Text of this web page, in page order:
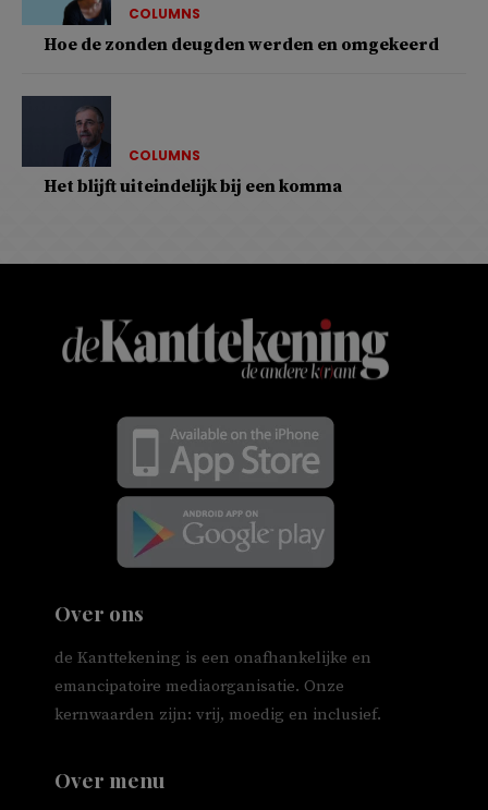
COLUMNS
Hoe de zonden deugden werden en omgekeerd
COLUMNS
Het blijft uiteindelijk bij een komma
Over ons
de Kanttekening is een onafhankelijke en
emancipatoire mediaorganisatie. Onze
kernwaarden zijn: vrij, moedig en inclusief.
Over menu